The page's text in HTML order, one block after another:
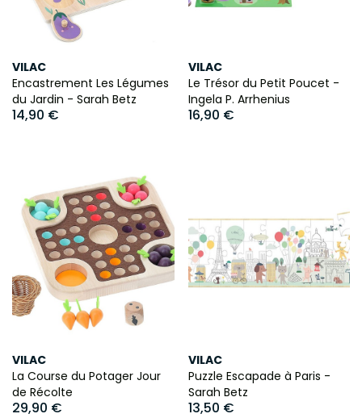
VILAC
Encastrement Les Légumes
du Jardin - Sarah Betz
14,90 €
VILAC
Le Trésor du Petit Poucet -
Ingela P. Arrhenius
16,90 €
VILAC
La Course du Potager Jour
de Récolte
29,90 €
VILAC
Puzzle Escapade à Paris -
Sarah Betz
13,50 €